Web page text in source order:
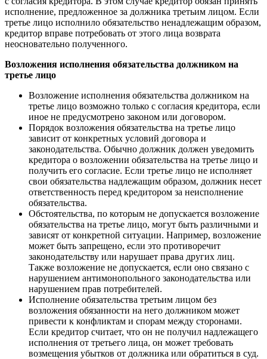
исполнение, предложенное за должника третьим лицом. Если
третье лицо исполнило обязательство ненадлежащим образом,
кредитор вправе потребовать от этого лица возврата
неосновательно полученного.
Возложения исполнения обязательства должником на
третье лицо
Возложение исполнения обязательства должником на
третье лицо возможно только с согласия кредитора, если
иное не предусмотрено законом или договором.
Порядок возложения обязательства на третье лицо
зависит от конкретных условий договора и
законодательства. Обычно должник должен уведомить
кредитора о возложении обязательства на третье лицо и
получить его согласие. Если третье лицо не исполняет
свои обязательства надлежащим образом, должник несет
ответственность перед кредитором за неисполнение
обязательства.
Обстоятельства, по которым не допускается возложение
обязательства на третье лицо, могут быть различными и
зависят от конкретной ситуации. Например, возложение
может быть запрещено, если это противоречит
законодательству или нарушает права других лиц.
Также возложение не допускается, если оно связано с
нарушением антимонопольного законодательства или
нарушением прав потребителей.
Исполнение обязательства третьим лицом без
возложения обязанности на него должником может
привести к конфликтам и спорам между сторонами.
Если кредитор считает, что он не получил надлежащего
исполнения от третьего лица, он может требовать
возмещения убытков от должника или обратиться в суд.